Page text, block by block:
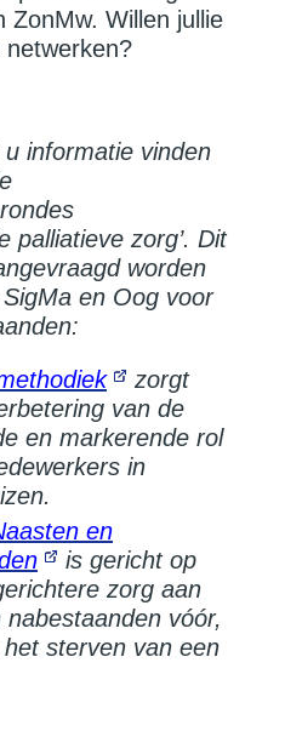
ZonMw. Willen jullie
netwerken?
informatie vinden
palliatieve zorg’. Dit
worden
en Oog voor
zorgt
van de
en markerende rol
in
en
is gericht op
zorg aan
vóór,
sterven van een